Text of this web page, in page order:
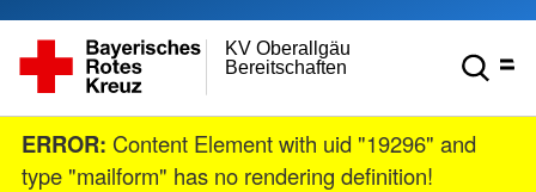
Bereitschaften
KV Oberallgäu
ERROR: Content Element with uid "19296" and
type "mailform" has no rendering definition!